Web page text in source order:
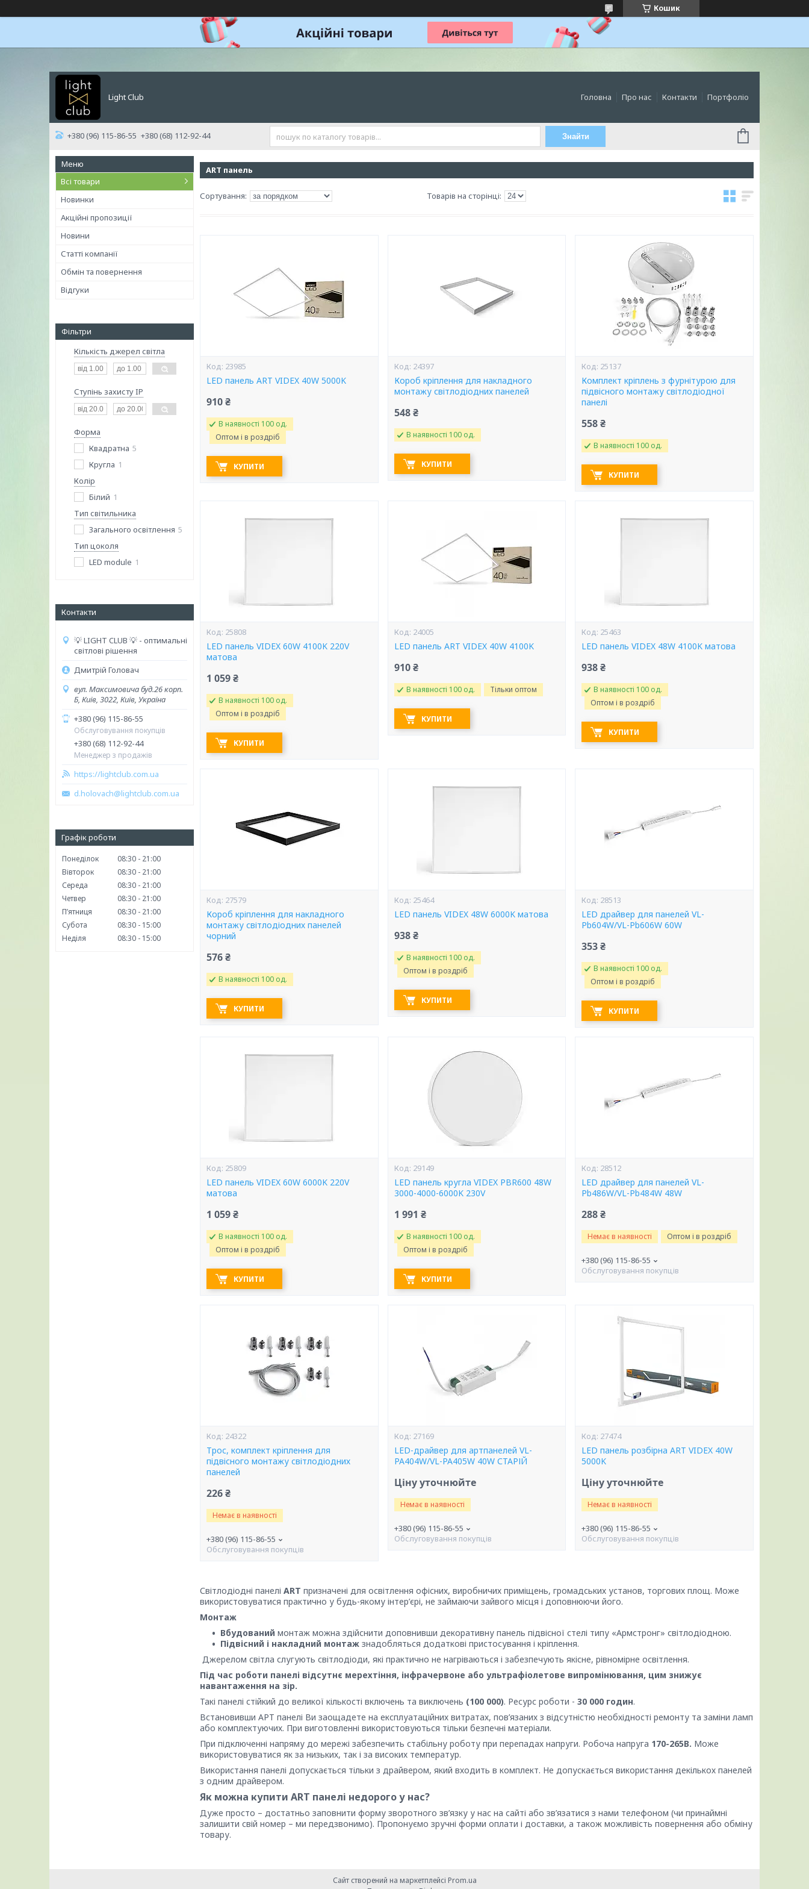
Кошик
Light Club Головна Про нас Контакти Портфоліо
+380 (96) 115-86-55 +380 (68) 112-92-44 Знайти
Всі товари
Новинки
Акційні пропозиції
Новини
Статті компанії
Обмін та повернення
Відгуки
Фільтри
Кількість джерел світла
Ступінь захисту IP
Форма
Квадратна 5
Кругла 1
Колір
Білий 1
Тип світильника
Загального освітлення 5
Тип цоколя
LED module 1
Контакти
💡 LIGHT CLUB 💡 - оптимальні
світлові рішення
Дмитрій Головач
вул. Максимовича буд.26 корп.
Б, Київ, 3022, Київ, Україна
+380 (96) 115-86-55
Обслуговування покупців
+380 (68) 112-92-44
Менеджер з продажів
https://lightclub.com.ua
d.holovach@lightclub.com.ua
Графік роботи
Понеділок 08:30
21:00
Вівторок
08:30
21:00
Середа
08:30
21:00
Четвер
08:30
21:00
Пʼятниця
08:30
21:00
Субота
08:30
15:00
Неділя
08:30 15:00
ART панель
23985
LED панель ART VIDEX 40W 5000K
910 ₴
В наявності 100 од.
Оптом і в роздріб
КУПИТИ
24397
Короб кріплення для накладного
монтажу світлодіодних панелей
548 ₴
В наявності 100 од.
КУПИТИ
25137
Комплект кріплень з фурнітурою для
підвісного монтажу світлодіодної
панелі
558 ₴
В наявності 100 од.
КУПИТИ
25808
LED панель VIDEX 60W 4100K 220V
матова
1 059 ₴
В наявності 100 од.
Оптом і в роздріб
КУПИТИ
24005
LED панель ART VIDEX 40W 4100K
910 ₴
В наявності 100 од. Тільки оптом
КУПИТИ
25463
LED панель VIDEX 48W 4100K матова
938 ₴
В наявності 100 од.
Оптом і в роздріб
КУПИТИ
27579
Короб кріплення для накладного
монтажу світлодіодних панелей
чорний
576 ₴
В наявності 100 од.
КУПИТИ
25464
LED панель VIDEX 48W 6000K матова
938 ₴
В наявності 100 од.
Оптом і в роздріб
КУПИТИ
28513
LED драйвер для панелей VL-
Pb604W/VL-Pb606W 60W
353 ₴
В наявності 100 од.
Оптом і в роздріб
КУПИТИ
25809
LED панель VIDEX 60W 6000K 220V
матова
1 059 ₴
В наявності 100 од.
Оптом і в роздріб
КУПИТИ
29149
LED панель кругла VIDEX PBR600 48W
3000-4000-6000K 230V
1 991 ₴
В наявності 100 од.
Оптом і в роздріб
КУПИТИ
28512
LED драйвер для панелей VL-
Pb486W/VL-Pb484W 48W
288 ₴
Немає в наявності Оптом і в роздріб
+380 (96) 115-86-55
Обслуговування покупців
24322
Трос, комплект крiплення для
підвісного монтажу світлодіодних
панелей
226 ₴
Немає в наявності
+380 (96) 115-86-55
Обслуговування покупців
27169
LED-драйвер для артпанелей VL-
PA404W/VL-PA405W 40W СТАРІЙ
Ціну уточнюйте
Немає в наявності
+380 (96) 115-86-55
Обслуговування покупців
27474
LED панель розбірна ART VIDEX 40W
5000K
Ціну уточнюйте
Немає в наявності
+380 (96) 115-86-55
Обслуговування покупців
Світлодіодні панелі ART призначені для освітлення офісних, виробничих приміщень, громадських установ, торгових площ. Може
використовуватися практично у будь-якому інтер’єрі, не займаючи зайвого місця і доповнюючи його.
Монтаж
Вбудований монтаж можна здійснити доповнивши декоративну панель підвісної стелі типу «Армстронг» світлодіодною.
Підвісний і накладний монтаж знадобляться додаткові пристосування і кріплення.
Джерелом світла слугують світлодіоди, які практично не нагріваються і забезпечують якісне, рівномірне освітлення.
Під час роботи панелі відсутнє мерехтіння, інфрачервоне або ультрафіолетове випромінювання, цим знижує
навантаження на зір.
Такі панелі стійкий до великої кількості включень та виключень (100 000). Ресурс роботи - 30 000 годин.
Встановивши АРТ панелі Ви заощадете на експлуатаційних витратах, пов’язаних з відсутністю необхідності ремонту та заміни ламп
або комплектуючих. При виготовленні використовуються тільки безпечні матеріали.
При підключенні напряму до мережі забезпечить стабільну роботу при перепадах напруги. Робоча напруга 170-265В. Може
використовуватися як за низьких, так і за високих температур.
Використання панелі допускається тільки з драйвером, який входить в комплект. Не допускається використання декількох панелей
з одним драйвером.
Як можна купити ART панелі недорого у нас?
Дуже просто – достатньо заповнити форму зворотного зв’язку у нас на сайті або зв’язатися з нами телефоном (чи принаймні
залишити свій номер – ми передзвонимо). Пропонуємо зручні форми оплати і доставки, а також можливість повернення або обміну
товару.
Сайт створений на маркетплейсі Prom.ua